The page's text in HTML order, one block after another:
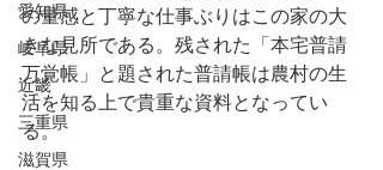
愛知県
岐阜県
近畿
三重県
滋賀県
の量感と丁寧な仕事ぶりはこの家の大
きな見所である。残された「本宅普請
万覚帳」と題された普請帳は農村の生
活を知る上で貴重な資料となってい
る。